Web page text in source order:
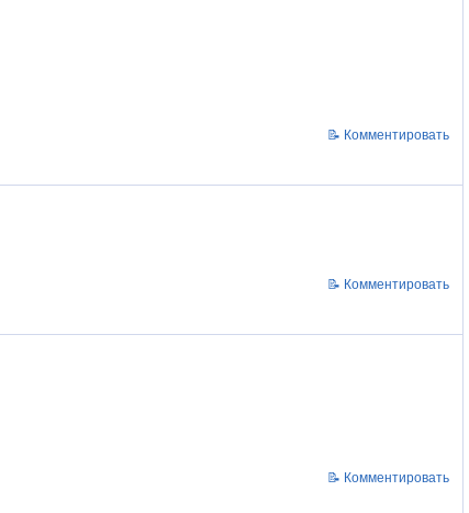
📝 Комментировать
📝 Комментировать
📝 Комментировать